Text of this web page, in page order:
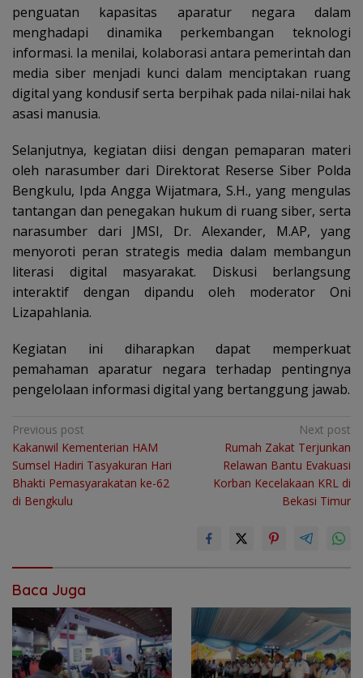
penguatan kapasitas aparatur negara dalam
menghadapi dinamika perkembangan teknologi
informasi. Ia menilai, kolaborasi antara pemerintah dan
media siber menjadi kunci dalam menciptakan ruang
digital yang kondusif serta berpihak pada nilai-nilai hak
asasi manusia.
Selanjutnya, kegiatan diisi dengan pemaparan materi
oleh narasumber dari Direktorat Reserse Siber Polda
Bengkulu, Ipda Angga Wijatmara, S.H., yang mengulas
tantangan dan penegakan hukum di ruang siber, serta
narasumber dari JMSI, Dr. Alexander, M.AP, yang
menyoroti peran strategis media dalam membangun
literasi digital masyarakat. Diskusi berlangsung
interaktif dengan dipandu oleh moderator Oni
Lizapahlania.
Kegiatan ini diharapkan dapat memperkuat
pemahaman aparatur negara terhadap pentingnya
pengelolaan informasi digital yang bertanggung jawab.
Navigasi
pos
Previous post
Kakanwil Kementerian HAM
Sumsel Hadiri Tasyakuran Hari
Bhakti Pemasyarakatan ke-62
di Bengkulu
Next post
Rumah Zakat Terjunkan
Relawan Bantu Evakuasi
Korban Kecelakaan KRL di
Bekasi Timur
Baca Juga